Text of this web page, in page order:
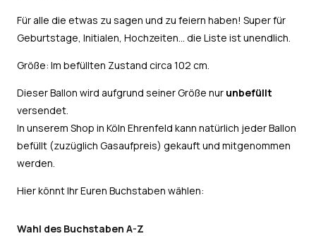
Für alle die etwas zu sagen und zu feiern haben! Super für
Geburtstage, Initialen, Hochzeiten… die Liste ist unendlich.
Größe: Im befüllten Zustand circa 102 cm.
Dieser Ballon wird aufgrund seiner Größe nur unbefüllt
versendet.
In unserem Shop in Köln Ehrenfeld kann natürlich jeder Ballon
befüllt (zuzüglich Gasaufpreis) gekauft und mitgenommen
werden.
Hier könnt Ihr Euren Buchstaben wählen:
Wahl des Buchstaben A-Z